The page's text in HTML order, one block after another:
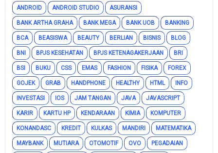
ANDROID ANDROID STUDIO ASURANSI
BANK ARTHA GRAHA BANK MEGA BANK UOB BANKING
BCA BEASISWA BEAUTY BERLIAN BISNIS BLOG
BNI BPJS KESEHATAN BPJS KETENAGAKERJAAN BRI
BSI BUKU CSS EMAS FASHION FISIKA FOREX
GOJEK GRAB HANDPHONE HEALTHY HTML INFO
INVESTASI IOS JAM TANGAN JAVA JAVASCRIPT
KARIR KARTU HP KENDARAAN KIMIA KOMPUTER
KONANDASC KREDIT KULKAS MANDIRI MATEMATIKA
MAYBANK MUTIARA OTOMOTIF OVO PEGADAIAN